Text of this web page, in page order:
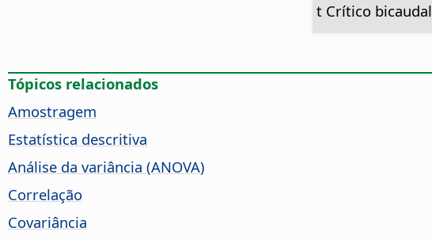
t Crítico bicaudal
Tópicos relacionados
Amostragem
Estatística descritiva
Análise da variância (ANOVA)
Correlação
Covariância